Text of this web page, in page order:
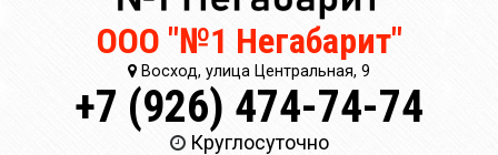
ООО "№1 Негабарит"
Восход, улица Центральная, 9
+7 (926) 474-74-74
Круглосуточно